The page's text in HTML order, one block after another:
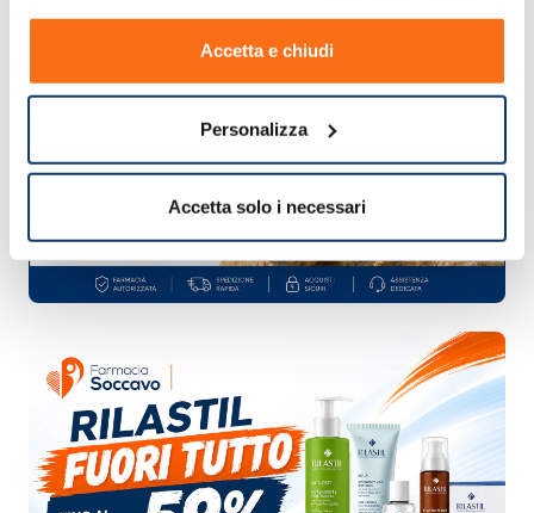
Accetta e chiudi
Personalizza
Accetta solo i necessari